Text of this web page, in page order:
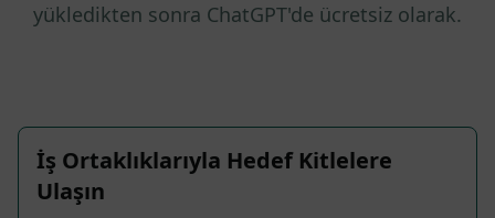
yükledikten sonra ChatGPT'de ücretsiz olarak.
İş Ortaklıklarıyla Hedef Kitlelere
Ulaşın